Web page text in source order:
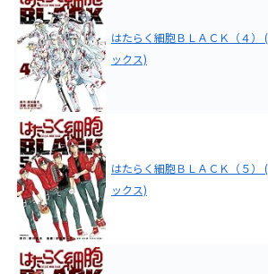
はたらく細胞ＢＬＡＣＫ（４）
ックス)
はたらく細胞ＢＬＡＣＫ（５）
ックス)